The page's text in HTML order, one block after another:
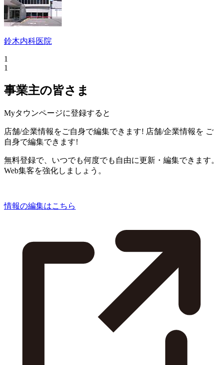
鈴木内科医院
1
1
事業主の皆さま
Myタウンページに登録すると
店舗/企業情報をご自身で編集できます! 店舗/企業情報を ご
自身で編集できます!
無料登録で、いつでも何度でも自由に更新・編集できます。
Web集客を強化しましょう。
情報の編集はこちら